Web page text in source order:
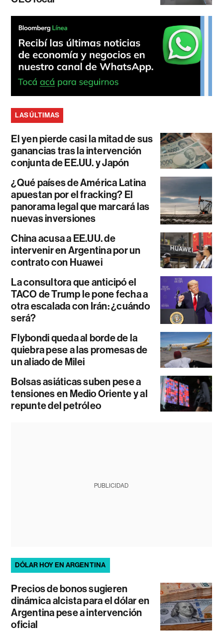
LAS ÚLTIMAS
El yen pierde casi la mitad de sus
ganancias tras la intervención
conjunta de EE.UU. y Japón
¿Qué países de América Latina
apuestan por el fracking? El
panorama legal que marcará las
nuevas inversiones
China acusa a EE.UU. de
intervenir en Argentina por un
contrato con Huawei
La consultora que anticipó el
TACO de Trump le pone fecha a
otra escalada con Irán: ¿cuándo
será?
Flybondi queda al borde de la
quiebra pese a las promesas de
un aliado de Milei
Bolsas asiáticas suben pese a
tensiones en Medio Oriente y al
repunte del petróleo
PUBLICIDAD
DÓLAR HOY EN ARGENTINA
Precios de bonos sugieren
dinámica alcista para el dólar en
Argentina pese a intervención
oficial